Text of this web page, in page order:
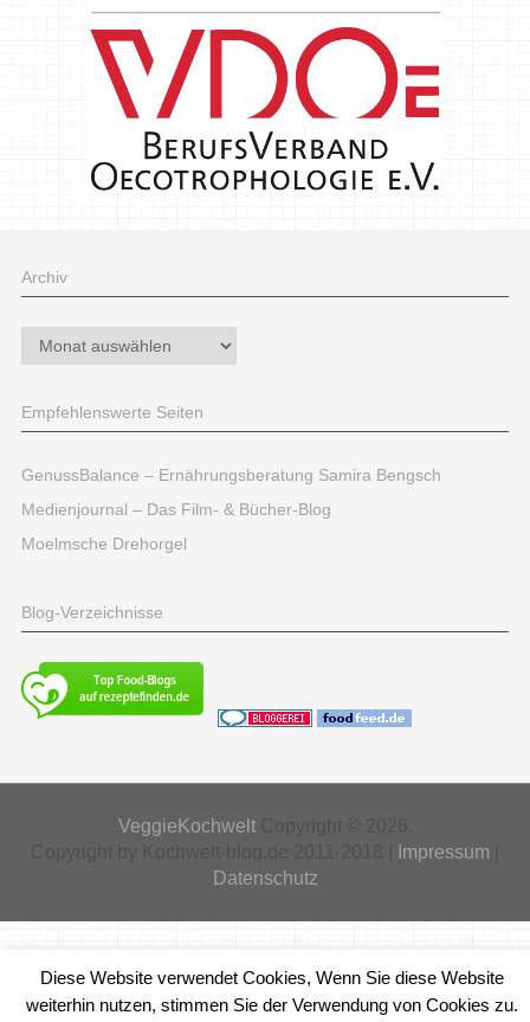
Archiv
Archiv
Empfehlenswerte Seiten
GenussBalance – Ernährungsberatung Samira Bengsch
Medienjournal – Das Film- & Bücher-Blog
Moelmsche Drehorgel
Blog-Verzeichnisse
VeggieKochweltCopyright © 2026.
Impressum
Datenschutz
Diese Website verwendet Cookies, Wenn Sie diese Website
weiterhin nutzen, stimmen Sie der Verwendung von Cookies zu.